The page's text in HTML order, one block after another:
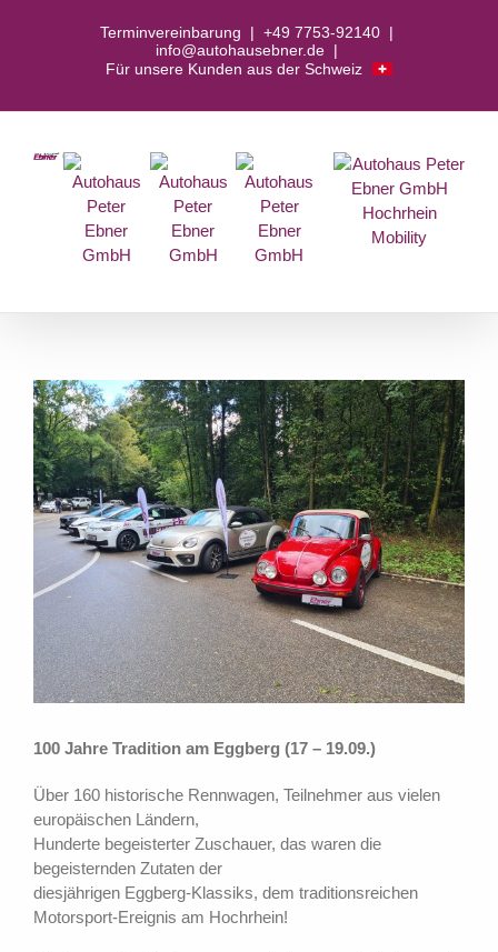
Terminvereinbarung | +49 7753-92140 |
info@autohausebner.de |
Für unsere Kunden aus der Schweiz
Zeige
grösseres
Bild
100 Jahre Tradition am Eggberg (17 – 19.09.)
Über 160 historische Rennwagen, Teilnehmer aus vielen
europäischen Ländern,
Hunderte begeisterter Zuschauer, das waren die
begeisternden Zutaten der
diesjährigen Eggberg-Klassiks, dem traditionsreichen
Motorsport-Ereignis am Hochrhein!